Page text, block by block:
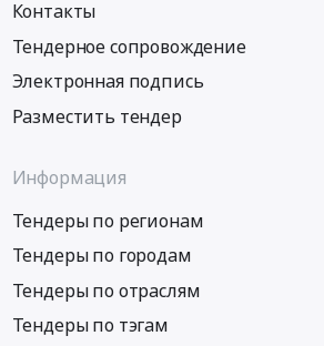
Контакты
Тендерное сопровождение
Электронная подпись
Разместить тендер
Информация
Тендеры по регионам
Тендеры по городам
Тендеры по отраслям
Тендеры по тэгам